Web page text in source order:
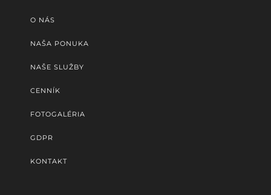
O NÁS
NAŠA PONUKA
NAŠE SLUŽBY
CENNÍK
FOTOGALÉRIA
GDPR
KONTAKT